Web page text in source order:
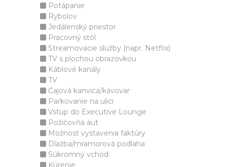
Potápanie
Rybolov
Jedálenský priestor
Pracovný stôl
Streamovacie služby (napr. Netflix)
TV s plochou obrazovkou
Káblové kanály
TV
Čajová kanvica/kávovar
Parkovanie na ulici
Vstup do Executive Lounge
Požičovňa áut
Možnosť vystavenia faktúry
Dlažba/mramorová podlaha
Súkromný vchod
Kúrenie